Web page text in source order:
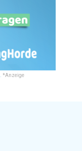
*Anzeige